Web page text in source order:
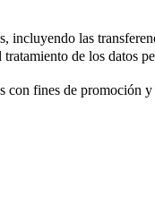
incluyendo las
de los datos
con fines de promoción